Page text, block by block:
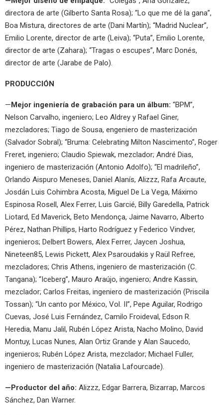
directora de arte (Gilberto Santa Rosa); “Lo que me dé la gana”,
Boa Mistura, directores de arte (Dani Martín); “Madrid Nuclear”,
Emilio Lorente, director de arte (Leiva); “Puta”, Emilio Lorente,
director de arte (Zahara); “Tragas o escupes”, Marc Donés,
director de arte (Jarabe de Palo).
PRODUCCIÓN
—Mejor ingeniería de grabación para un álbum: “BPM”,
Nelson Carvalho, ingeniero; Leo Aldrey y Rafael Giner,
mezcladores; Tiago de Sousa, engeniero de masterización
(Salvador Sobral); “Bruma: Celebrating Milton Nascimento”, Roger
Freret, ingeniero; Claudio Spiewak, mezclador; André Dias,
ingeniero de masterización (Antonio Adolfo); “El madrileño”,
Orlando Aispuro Meneses, Daniel Alanís, Alizzz, Rafa Arcaute,
Josdán Luis Cohimbra Acosta, Miguel De La Vega, Máximo
Espinosa Rosell, Alex Ferrer, Luis Garcié, Billy Garedella, Patrick
Liotard, Ed Maverick, Beto Mendonça, Jaime Navarro, Alberto
Pérez, Nathan Phillips, Harto Rodríguez y Federico Vindver,
ingenieros; Delbert Bowers, Alex Ferrer, Jaycen Joshua,
Nineteen85, Lewis Pickett, Alex Psaroudakis y Raül Refree,
mezcladores; Chris Athens, ingeniero de masterización (C.
Tangana); “Iceberg”, Mauro Araújo, ingeniero; Andre Kassin,
mezclador; Carlos Freitas, ingeniero de masterización (Priscila
Tossan); “Un canto por México, Vol. II”, Pepe Aguilar, Rodrigo
Cuevas, José Luis Fernández, Camilo Froideval, Edson R.
Heredia, Manu Jalil, Rubén López Arista, Nacho Molino, David
Montuy, Lucas Nunes, Alan Ortiz Grande y Alan Saucedo,
ingenieros; Rubén López Arista, mezclador; Michael Fuller,
ingeniero de masterización (Natalia Lafourcade).
—Productor del año: Alizzz, Edgar Barrera, Bizarrap, Marcos
Sánchez, Dan Warner.